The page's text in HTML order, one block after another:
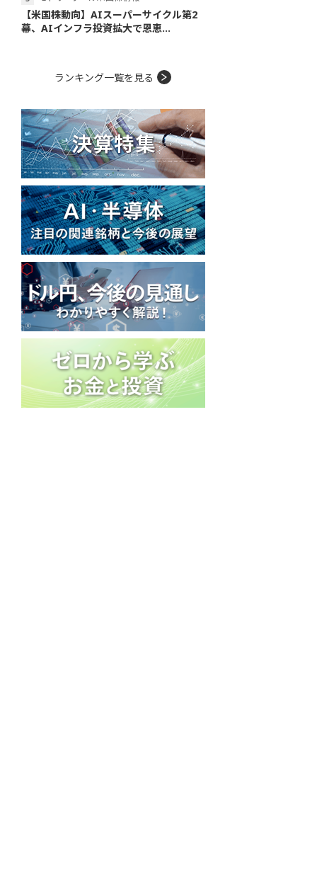
【米国株動向】AIスーパーサイクル第2
幕、AIインフラ投資拡大で恩恵...
ランキング一覧を見る